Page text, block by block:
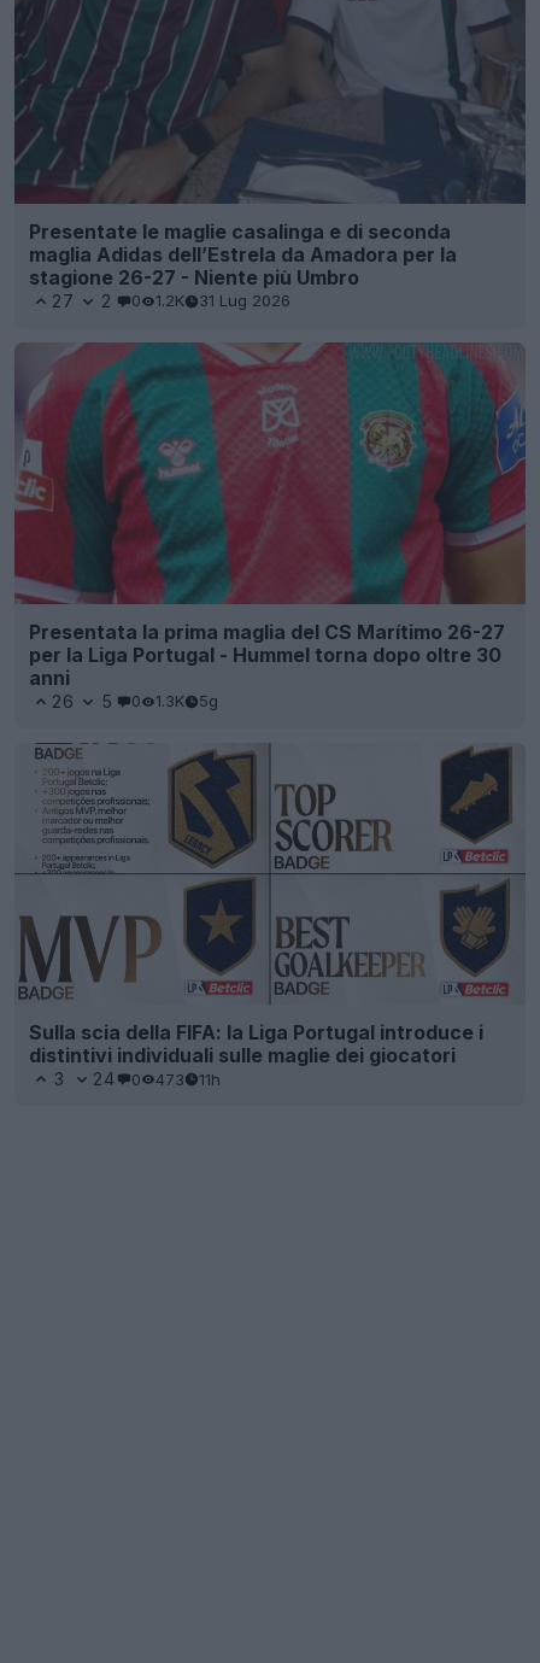
Presentate le maglie casalinga e di seconda
maglia Adidas dell’Estrela da Amadora per la
stagione 26-27 - Niente più Umbro
27 2 0 1.2K 31 Lug 2026
Presentata la prima maglia del CS Marítimo 26-27
per la Liga Portugal - Hummel torna dopo oltre 30
anni
26 5 0 1.3K 5g
Sulla scia della FIFA: la Liga Portugal introduce i
distintivi individuali sulle maglie dei giocatori
3 24 0 473 11h